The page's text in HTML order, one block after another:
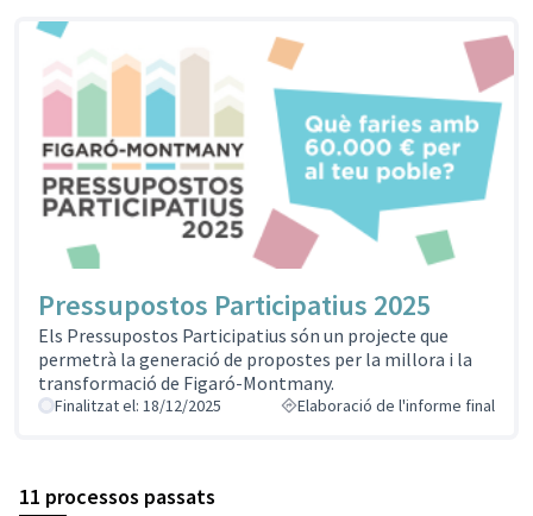
Pressupostos Participatius 2025
Els Pressupostos Participatius són un projecte que
permetrà la generació de propostes per la millora i la
transformació de Figaró-Montmany.
Finalitzat el: 18/12/2025 Elaboració de l'informe final
11 processos passats